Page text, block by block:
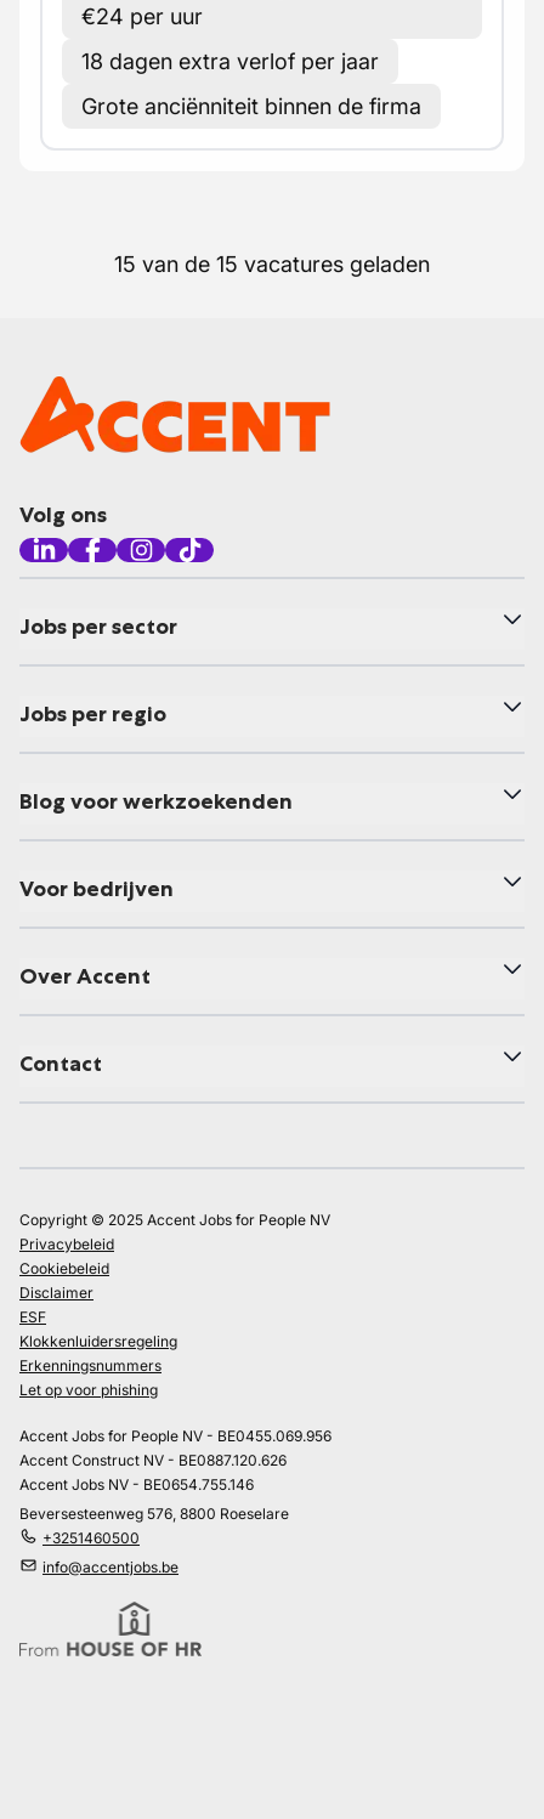
€24 per uur
18 dagen extra verlof per jaar
Grote anciënniteit binnen de firma
15 van de 15 vacatures geladen
Volg ons
Jobs per sector
Jobs per regio
Blog voor werkzoekenden
Voor bedrijven
Over Accent
Contact
Copyright © 2025 Accent Jobs for People NV
Privacybeleid
Cookiebeleid
Disclaimer
ESF
Klokkenluidersregeling
Erkenningsnummers
Let op voor phishing
Accent Jobs for People NV - BE0455.069.956
Accent Construct NV - BE0887.120.626
Accent Jobs NV - BE0654.755.146
Beversesteenweg 576, 8800 Roeselare
+3251460500
info@accentjobs.be